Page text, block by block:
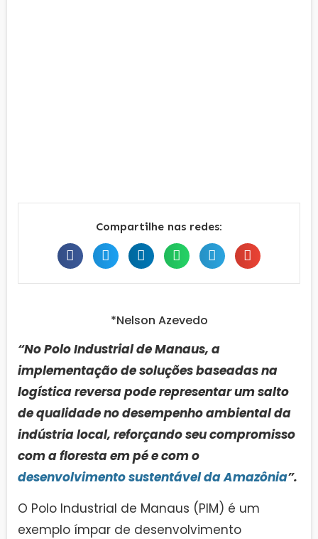
Compartilhe nas redes:
*Nelson Azevedo
“No Polo Industrial de Manaus, a
implementação de soluções baseadas na
logística reversa pode representar um salto
de qualidade no desempenho ambiental da
indústria local, reforçando seu compromisso
com a floresta em pé e com o
desenvolvimento sustentável da Amazônia”.
O Polo Industrial de Manaus (PIM) é um
exemplo ímpar de desenvolvimento